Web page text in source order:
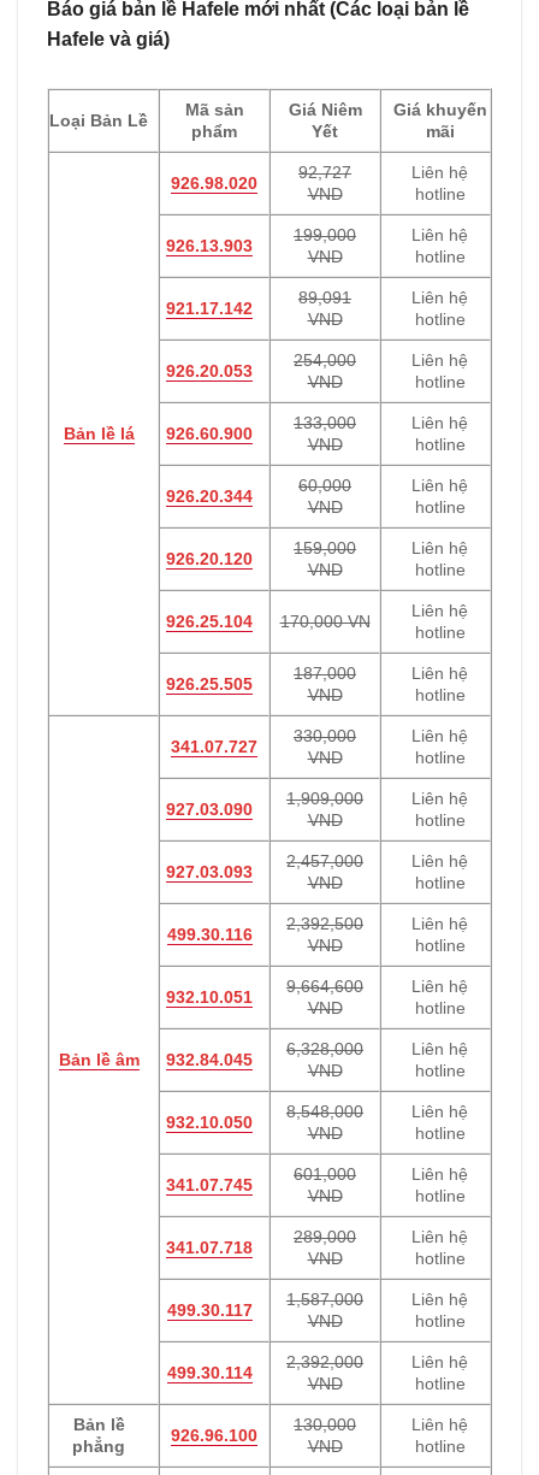
Báo giá bản lề Hafele mới nhất (Các loại bản lề
Hafele và giá)
Loại Bản Lề
Mã sản
phẩm
Giá Niêm
Yết
Giá khuyến
mãi
Bản lề lá
926.98.020
92,727
VND
Liên hệ
hotline
926.13.903
199,000
VND
Liên hệ
hotline
921.17.142
89,091
VND
Liên hệ
hotline
926.20.053
254,000
VND
Liên hệ
hotline
926.60.900
133,000
VND
Liên hệ
hotline
926.20.344
60,000
VND
Liên hệ
hotline
926.20.120
159,000
VND
Liên hệ
hotline
926.25.104 170,000 VN
Liên hệ
hotline
926.25.505
187,000
VND
Liên hệ
hotline
Bản lề âm
341.07.727
330,000
VND
Liên hệ
hotline
927.03.090
1,909,000
VND
Liên hệ
hotline
927.03.093
2,457,000
VND
Liên hệ
hotline
499.30.116
2,392,500
VND
Liên hệ
hotline
932.10.051
9,664,600
VND
Liên hệ
hotline
932.84.045
6,328,000
VND
Liên hệ
hotline
932.10.050
8,548,000
VND
Liên hệ
hotline
341.07.745
601,000
VND
Liên hệ
hotline
341.07.718
289,000
VND
Liên hệ
hotline
499.30.117
1,587,000
VND
Liên hệ
hotline
499.30.114
2,392,000
VND
Liên hệ
hotline
Bản lề
phẳng
926.96.100
130,000
VND
Liên hệ
hotline